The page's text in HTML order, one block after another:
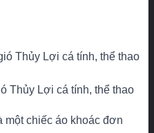
Thủy Lợi cá tính, thể thao
một chiếc áo khoác đơn